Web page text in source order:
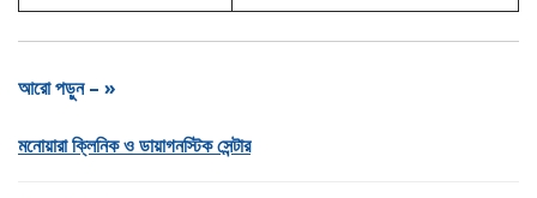
আরো পড়ুন – »
মনোয়ারা ক্লিনিক ও ডায়াগনস্টিক সেন্টার